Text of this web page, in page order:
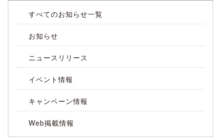
すべてのお知らせ一覧
お知らせ
ニュースリリース
イベント情報
キャンペーン情報
Web掲載情報